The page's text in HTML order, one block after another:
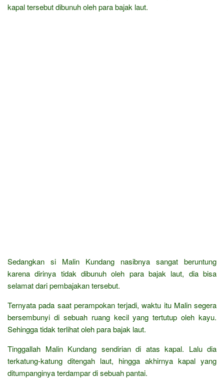
kapal tersebut dibunuh oleh para bajak laut.
Sedangkan si Malin Kundang nasibnya sangat beruntung
karena dirinya tidak dibunuh oleh para bajak laut, dia bisa
selamat dari pembajakan tersebut.
Ternyata pada saat perampokan terjadi, waktu itu Malin segera
bersembunyi di sebuah ruang kecil yang tertutup oleh kayu.
Sehingga tidak terlihat oleh para bajak laut.
Tinggallah Malin Kundang sendirian di atas kapal. Lalu dia
terkatung-katung ditengah laut, hingga akhirnya kapal yang
ditumpanginya terdampar di sebuah pantai.